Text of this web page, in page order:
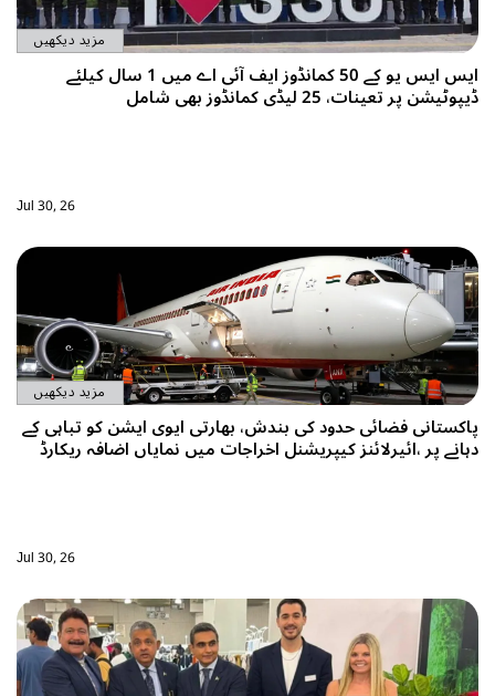
مزید دیکھیں
ایس ایس یو کے 50 کمانڈوز ایف آئی اے میں 1 سال کیلئے
لیڈی کمانڈوز بھی شامل
مزید دیکھیں
حدود کی بندش، بھارتی ایوی ایشن کو تباہی کے
کیپریشنل اخراجات میں نمایاں اضافہ ریکارڈ